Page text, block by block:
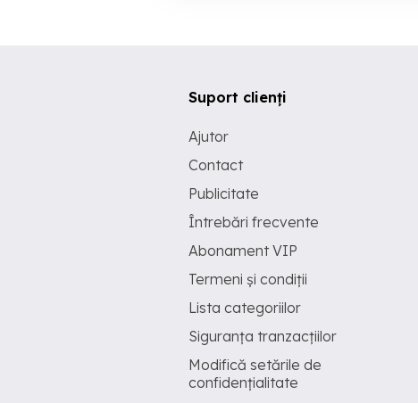
Suport clienți
Ajutor
Contact
Publicitate
Întrebări frecvente
Abonament VIP
Termeni și condiții
Lista categoriilor
Siguranța tranzacțiilor
Modifică setările de
confidențialitate